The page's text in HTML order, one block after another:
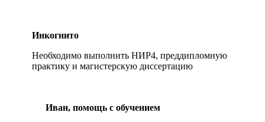
Инкогнито
Необходимо выполнить НИР4, преддипломную
практику и магистерскую диссертацию
Иван, помощь с обучением